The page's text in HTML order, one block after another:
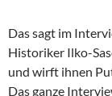
Das sagt im
Historiker Ilko-
und wirft ihnen
Das ganze